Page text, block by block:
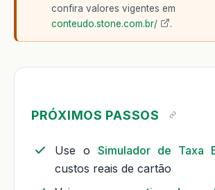
confira valores vigentes em
conteudo.stone.com.br/
.
PRÓXIMOS PASSOS
Use o Simulador de Taxa
custos reais de cartão